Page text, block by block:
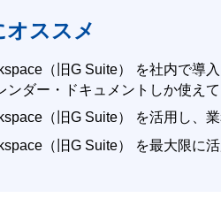
オススメ
（旧G Suite） を社内で導
ンダー・ドキュメントしか使えて
（旧G Suite） を活用し、
（旧G Suite） を最大限に活